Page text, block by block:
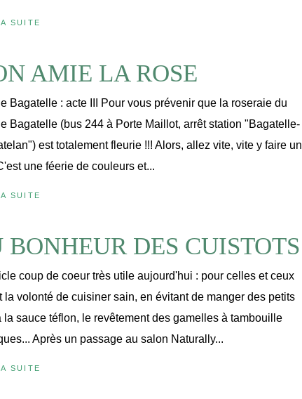
SUITE
AMIE LA ROSE
Bagatelle : acte III Pour vous prévenir que la roseraie du
Bagatelle (bus 244 à Porte Maillot, arrêt station "Bagatelle-
est totalement fleurie !!! Alors, allez vite, vite y faire un
une féerie de couleurs et...
SUITE
BONHEUR DES CUISTOTS
coup de coeur très utile aujourd'hui : pour celles et ceux
la volonté de cuisiner sain, en évitant de manger des petits
la sauce téflon, le revêtement des gamelles à tambouille
Après un passage au salon Naturally...
SUITE